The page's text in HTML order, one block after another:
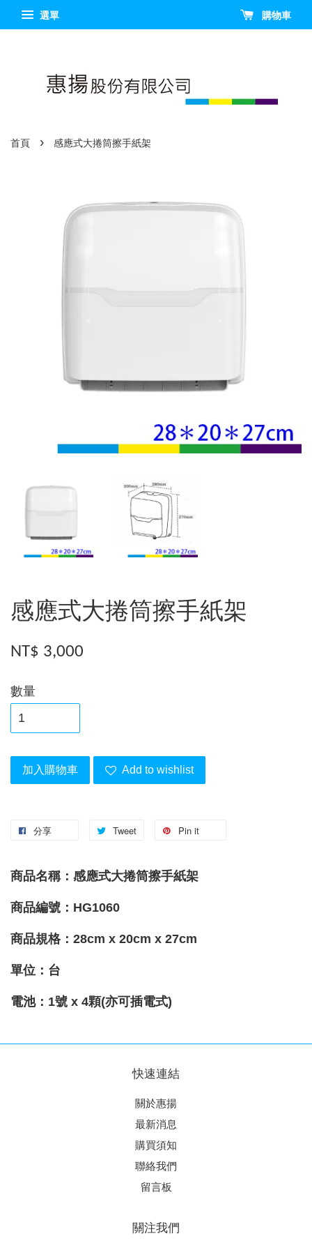
選單 購物車
首頁 › 感應式大捲筒擦手紙架
感應式大捲筒擦手紙架
NT$ 3,000
數量
加入購物車 Add to wishlist
分享 Tweet Pin it
商品名稱：感應式大捲筒擦手紙架
商品編號：HG1060
商品規格：28cm x 20cm x 27cm
單位：台
電池： 1號 x 4顆(亦可插電式)
快速連結
關於惠揚
最新消息
購買須知
聯絡我們
留言板
關注我們